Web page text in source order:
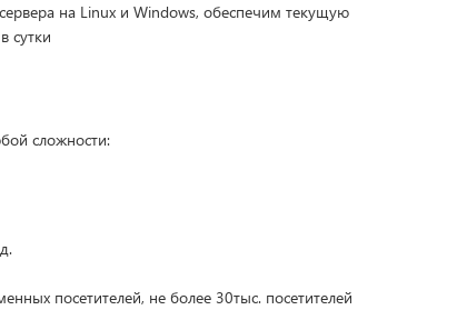
на Linux и Windows, обеспечим текущую
сутки
сложности:
посетителей, не более 30тыс. посетителей